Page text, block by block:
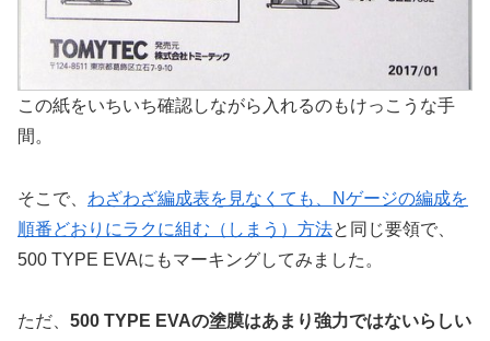
この紙をいちいち確認しながら入れるのもけっこうな手
間。
そこで、 わざわざ編成表を見なくても、Nゲージの編成を
順番どおりにラクに組む（しまう）方法と同じ要領で、
500 TYPE EVAにもマーキングしてみました。
ただ、 500 TYPE EVAの塗膜はあまり強力ではないらしい